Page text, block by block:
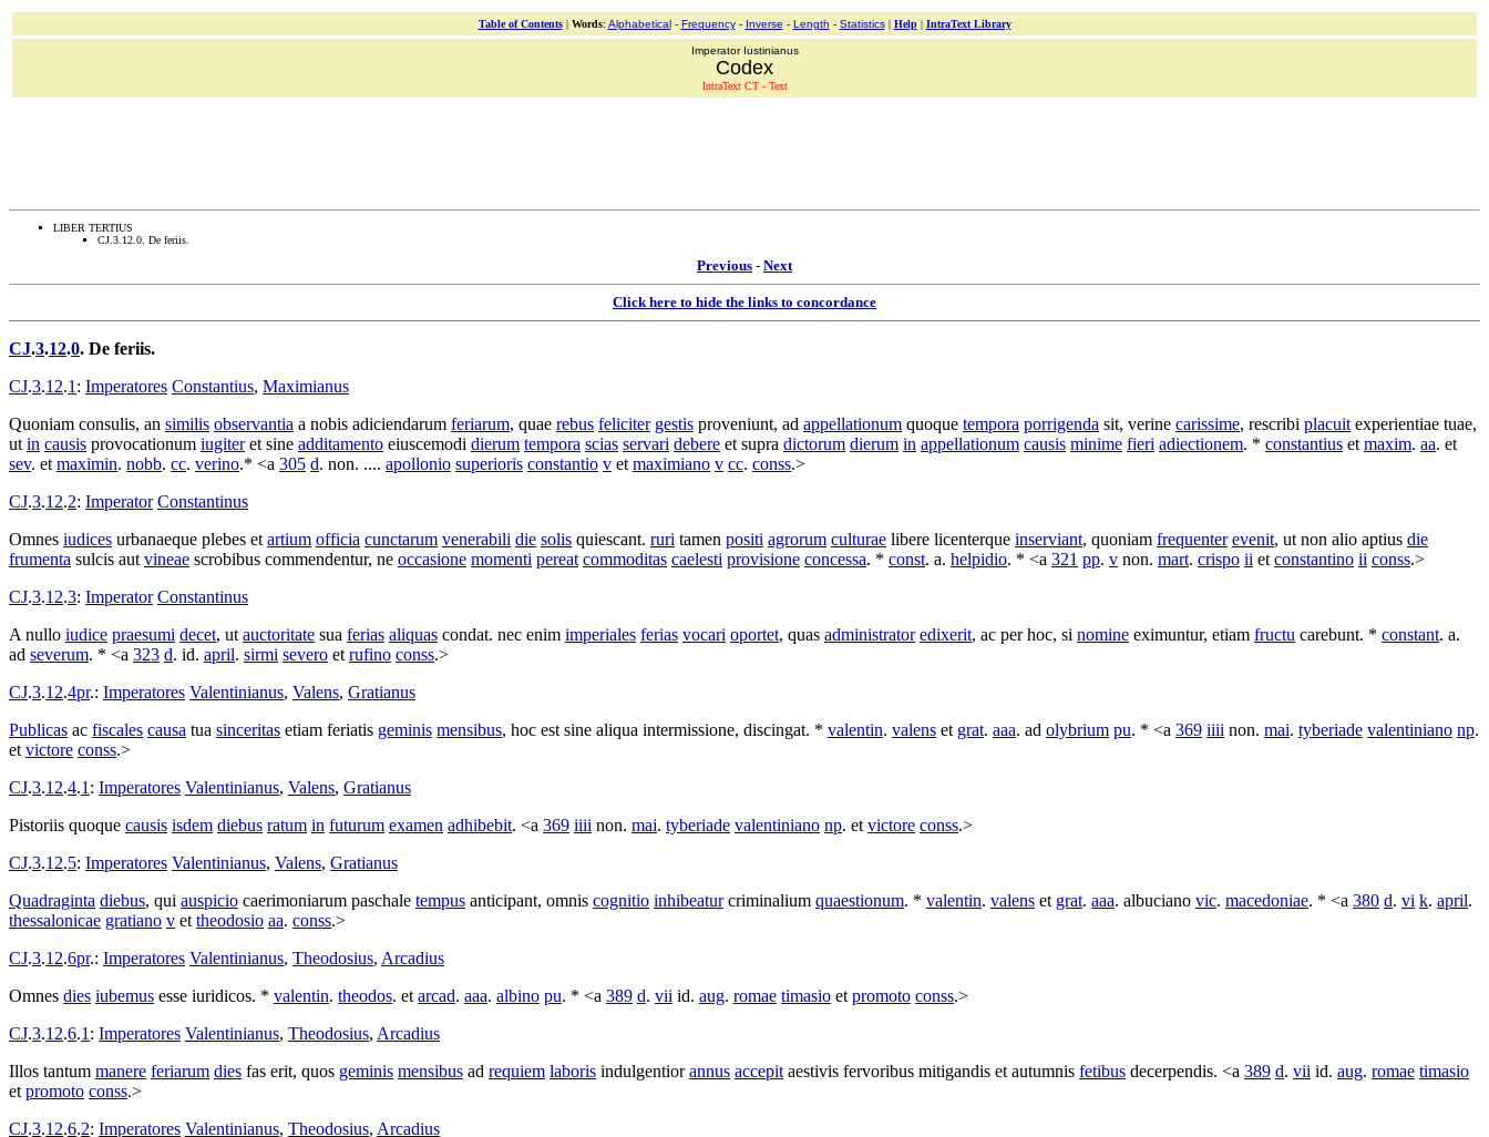
Table of Contents| Words: Alphabetical- Frequency- Inverse - Length - Statistics| Help| IntraText Library
Imperator Iustinianus
Codex
IntraText CT - Text
LIBER TERTIUS
CJ.3.12.0. De feriis.
Previous - Next
Click here to hide the links to concordance
CJ.3.12.0. De feriis.
CJ.3.12.1 : Imperatores Constantius, Maximianus
Quoniam consulis, an similis observantia a nobis adiciendarum feriarum, quae rebus feliciter gestis proveniunt, ad appellationum quoque tempora porrigenda sit, verine carissime, rescribi placuit experientiae tuae,
ut in causis provocationum iugiteret sine additamento eiuscemodi dierum tempora scias servari debere et supra dictorum dierum in appellationum causis minime fieri adiectionem. * constantius et maxim. aa. et
sev. et maximin. nobb. cc. verino.* <a 305 d. non. .... apollonio superioris constantio v et maximiano v cc. conss.>
CJ.3.12.2: Imperator Constantinus
Omnes iudices urbanaeque plebes et artium officia cunctarum venerabili die solis quiescant. ruri tamen positi agrorum culturae libere licenterque inserviant, quoniam frequenter evenit, ut non alio aptius die
frumenta sulcis aut vineae scrobibus commendentur, ne occasione momenti pereat commoditas caelesti provisione concessa. * const. a. helpidio. * <a 321 pp. v non. mart. crispo ii et constantino ii conss.>
CJ.3.12.3: Imperator Constantinus
A nullo iudice praesumi decet, ut auctoritate sua ferias aliquas condat. nec enim imperiales ferias vocari oportet, quas administrator edixerit, ac per hoc, si nomine eximuntur, etiam fructu carebunt. * constant. a.
ad severum. * <a 323 d. id. april. sirmi severo et rufino conss.>
CJ.3.12.4pr.: Imperatores Valentinianus, Valens, Gratianus
Publicas ac fiscales causa tua sinceritas etiam feriatis geminis mensibus, hoc est sine aliqua intermissione, discingat. * valentin. valens et grat. aaa. ad olybrium pu. * <a 369 iiii non. mai. tyberiade valentiniano np.
et victore conss.>
CJ.3.12.4.1 : Imperatores Valentinianus, Valens, Gratianus
Pistoriis quoque causis isdem diebus ratum in futurum examen adhibebit. <a 369 iiii non. mai. tyberiade valentiniano np. et victore conss.>
CJ.3.12.5: Imperatores Valentinianus, Valens, Gratianus
Quadraginta diebus, qui auspicio caerimoniarum paschale tempus anticipant, omnis cognitio inhibeatur criminalium quaestionum. * valentin. valens et grat. aaa. albuciano vic. macedoniae. * <a 380 d. vi k. april.
thessalonicae gratiano v et theodosio aa. conss.>
CJ.3.12.6pr.: Imperatores Valentinianus, Theodosius, Arcadius
Omnes dies iubemus esse iuridicos. * valentin. theodos. et arcad. aaa. albino pu. * <a 389 d. vii id. aug. romae timasio et promoto conss.>
CJ.3.12.6.1 : Imperatores Valentinianus, Theodosius, Arcadius
Illos tantum manere feriarum dies fas erit, quos geminis mensibus ad requiem laboris indulgentior annus accepit aestivis fervoribus mitigandis et autumnis fetibus decerpendis. <a 389 d. vii id. aug. romae timasio
et promoto conss.>
CJ.3.12.6.2: Imperatores Valentinianus, Theodosius, Arcadius